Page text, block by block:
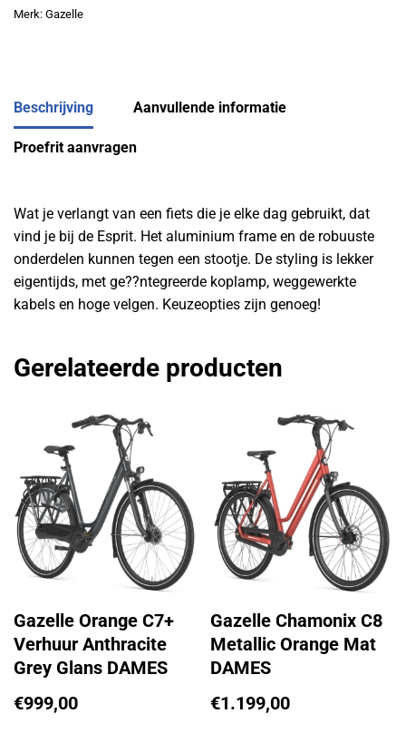
Merk: Gazelle
Beschrijving Aanvullende informatie
Proefrit aanvragen
Wat je verlangt van een fiets die je elke dag gebruikt, dat
vind je bij de Esprit. Het aluminium frame en de robuuste
onderdelen kunnen tegen een stootje. De styling is lekker
eigentijds, met ge??ntegreerde koplamp, weggewerkte
kabels en hoge velgen. Keuzeopties zijn genoeg!
Gerelateerde producten
Gazelle Orange C7+
Verhuur Anthracite
Grey Glans DAMES
€999,00
Gazelle Chamonix C8
Metallic Orange Mat
DAMES
€1.199,00